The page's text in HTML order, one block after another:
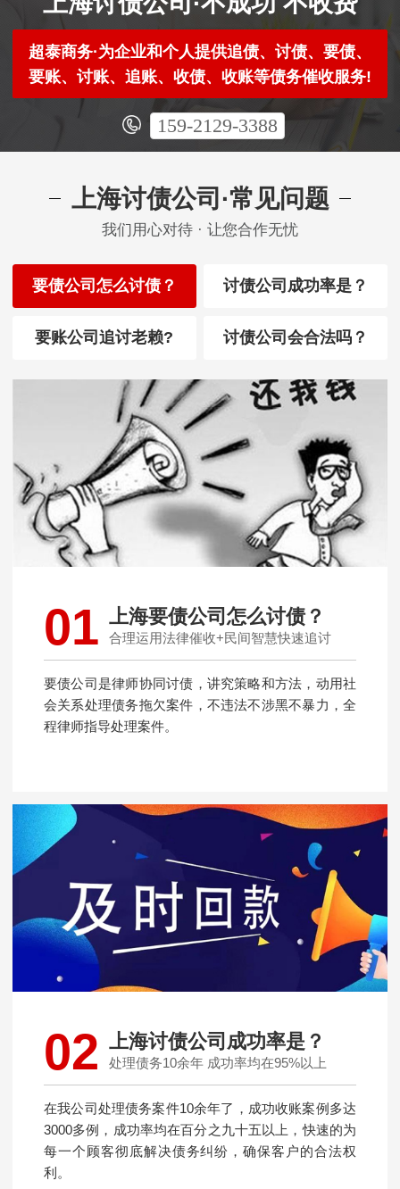
超泰商务·为企业和个人提供追债、讨债、要债、
要账、讨账、追账、收债、收账等债务催收服务!
159-2129-3388
上海讨债公司·常见问题
我们用心对待 · 让您合作无忧
要债公司怎么讨债？ 讨债公司成功率是？
要账公司追讨老赖? 讨债公司会合法吗？
01 上海要债公司怎么讨债？
合理运用法律催收+民间智慧快速追讨
要债公司是律师协同讨债，讲究策略和方法，动用社
会关系处理债务拖欠案件，不违法不涉黑不暴力，全
程律师指导处理案件。
02 上海讨债公司成功率是？
处理债务10余年 成功率均在95%以上
在我公司处理债务案件10余年了，成功收账案例多达
3000多例，成功率均在百分之九十五以上，快速的为
每一个顾客彻底解决债务纠纷，确保客户的合法权
利。